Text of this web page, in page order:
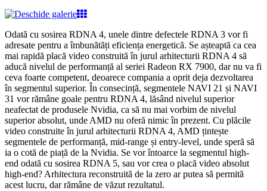
Odată cu sosirea RDNA 4, unele dintre defectele RDNA 3 vor fi
adresate pentru a îmbunătăți eficiența energetică. Se așteaptă ca cea
mai rapidă placă video construită în jurul arhitecturii RDNA 4 să
aducă nivelul de performanță al seriei Radeon RX 7900, dar nu va fi
ceva foarte competent, deoarece compania a oprit deja dezvoltarea
în segmentul superior. În consecință, segmentele NAVI 21 și NAVI
31 vor rămâne goale pentru RDNA 4, lăsând nivelul superior
neafectat de produsele Nvidia, ca să nu mai vorbim de nivelul
superior absolut, unde AMD nu oferă nimic în prezent. Cu plăcile
video construite în jurul arhitecturii RDNA 4, AMD țintește
segmentele de performanță, mid-range și entry-level, unde speră să
ia o cotă de piață de la Nvidia. Se vor întoarce la segmentul high-
end odată cu sosirea RDNA 5, sau vor crea o placă video absolut
high-end? Arhitectura reconstruită de la zero ar putea să permită
acest lucru, dar rămâne de văzut rezultatul.